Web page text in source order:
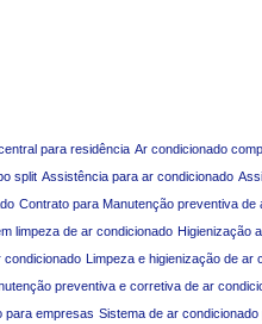
para residência Ar condicionado
split Assistência para ar condicionado
Contrato para Manutenção preventiva de
limpeza de ar condicionado Higienização
condicionado Limpeza e higienização de ar
preventiva e corretiva de ar
para empresas Sistema de ar condicionado